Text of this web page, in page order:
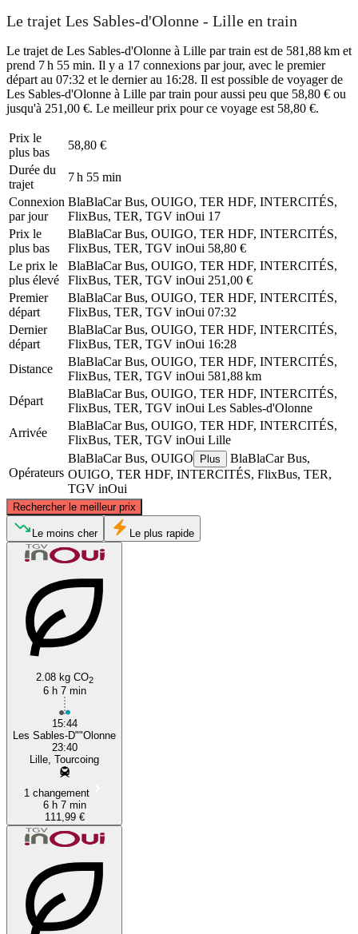
Le trajet Les Sables-d'Olonne - Lille en train
Le trajet de Les Sables-d'Olonne à Lille par train est de 581,88 km et
prend 7 h 55 min. Il y a 17 connexions par jour, avec le premier
départ au 07:32 et le dernier au 16:28. Il est possible de voyager de
Les Sables-d'Olonne à Lille par train pour aussi peu que 58,80 € ou
jusqu'à 251,00 €. Le meilleur prix pour ce voyage est 58,80 €.
Prix ​​le
plus bas
58,80 €
Durée du
trajet
7 h 55 min
Connexion
par jour
BlaBlaCar Bus, OUIGO, TER HDF, INTERCITÉS,
FlixBus, TER, TGV inOui 17
Prix ​​le
plus bas
BlaBlaCar Bus, OUIGO, TER HDF, INTERCITÉS,
FlixBus, TER, TGV inOui 58,80 €
Le prix le
plus élevé
BlaBlaCar Bus, OUIGO, TER HDF, INTERCITÉS,
FlixBus, TER, TGV inOui 251,00 €
Premier
départ
BlaBlaCar Bus, OUIGO, TER HDF, INTERCITÉS,
FlixBus, TER, TGV inOui 07:32
Dernier
départ
BlaBlaCar Bus, OUIGO, TER HDF, INTERCITÉS,
FlixBus, TER, TGV inOui 16:28
Distance
BlaBlaCar Bus, OUIGO, TER HDF, INTERCITÉS,
FlixBus, TER, TGV inOui 581,88 km
Départ
BlaBlaCar Bus, OUIGO, TER HDF, INTERCITÉS,
FlixBus, TER, TGV inOui Les Sables-d'Olonne
Arrivée
BlaBlaCar Bus, OUIGO, TER HDF, INTERCITÉS,
FlixBus, TER, TGV inOui Lille
Opérateurs
BlaBlaCar Bus, OUIGO Plus
BlaBlaCar Bus,
OUIGO, TER HDF, INTERCITÉS, FlixBus, TER,
TGV inOui
Rechercher le meilleur prix
Les Sables-d'Olonne
Le moins cher Le plus rapide
2.08 kg CO2
6 h 7 min
15:44
Les Sables-D""Olonne
23:40
Lille, Tourcoing
1 changement
6 h 7 min
111,99 €